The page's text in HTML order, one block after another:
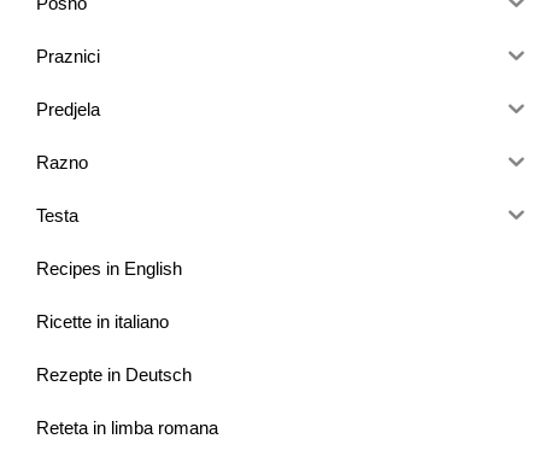
Praznici
Predjela
Razno
Testa
Recipes in English
Ricette in italiano
Rezepte in Deutsch
Reteta in limba romana